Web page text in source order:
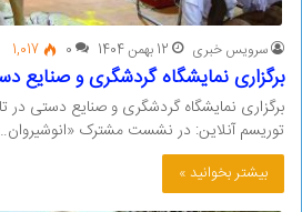
سرویس خبری 12 بهمن 1404 0
1,017
برگزاری نمایشگاه گردشگری و صنایع
توریسم آنلاین: در نشست‌ مشترک
بیشتر بخوانید »